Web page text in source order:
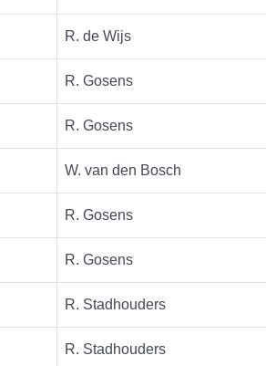
R. de Wijs
R. Gosens
R. Gosens
W. van den Bosch
R. Gosens
R. Gosens
R. Stadhouders
R. Stadhouders